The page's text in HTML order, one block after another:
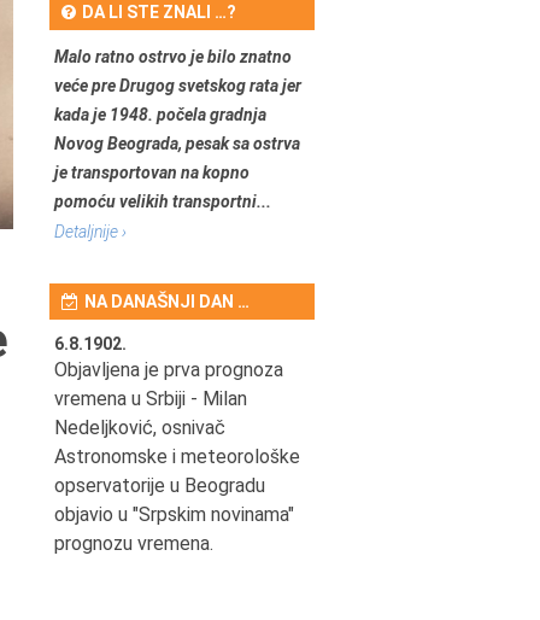
DA LI STE ZNALI …?
Malo ratno ostrvo je bilo znatno
veće pre Drugog svetskog rata jer
kada je 1948. počela gradnja
Novog Beograda, pesak sa ostrva
je transportovan na kopno
pomoću velikih transportni...
Detaljnije ›
NA DANAŠNJI DAN …
6.8.1902.
Objavljena je prva prognoza
vremena u Srbiji - Milan
Nedeljković, osnivač
Astronomske i meteorološke
opservatorije u Beogradu
objavio u "Srpskim novinama"
prognozu vremena.